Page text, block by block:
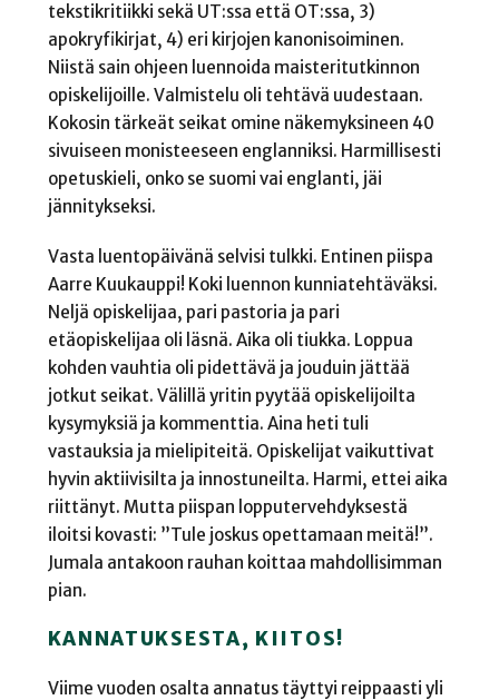
tekstikritiikki sekä UT:ssa että OT:ssa, 3)
apokryfikirjat, 4) eri kirjojen kanonisoiminen.
Niistä sain ohjeen luennoida maisteritutkinnon
opiskelijoille. Valmistelu oli tehtävä uudestaan.
Kokosin tärkeät seikat omine näkemyksineen 40
sivuiseen monisteeseen englanniksi. Harmillisesti
opetuskieli, onko se suomi vai englanti, jäi
jännitykseksi.
Vasta luentopäivänä selvisi tulkki. Entinen piispa
Aarre Kuukauppi! Koki luennon kunniatehtäväksi.
Neljä opiskelijaa, pari pastoria ja pari
etäopiskelijaa oli läsnä. Aika oli tiukka. Loppua
kohden vauhtia oli pidettävä ja jouduin jättää
jotkut seikat. Välillä yritin pyytää opiskelijoilta
kysymyksiä ja kommenttia. Aina heti tuli
vastauksia ja mielipiteitä. Opiskelijat vaikuttivat
hyvin aktiivisilta ja innostuneilta. Harmi, ettei aika
riittänyt. Mutta piispan lopputervehdyksestä
iloitsi kovasti: ”Tule joskus opettamaan meitä!”.
Jumala antakoon rauhan koittaa mahdollisimman
pian.
KANNATUKSESTA, KIITOS!
Viime vuoden osalta annatus täyttyi reippaasti yli